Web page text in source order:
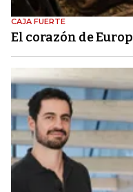
CAJA FUERTE
El corazón de